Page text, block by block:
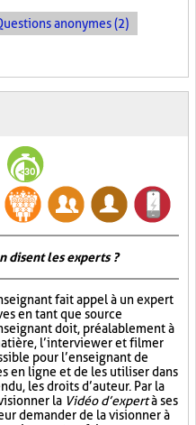
anonymes (2)
disent les experts ?
fait appel à un expert
en tant que source
doit, préalablement à
l’interviewer et filmer
pour l’enseignant de
en ligne et de les utiliser dans
les droits d’auteur. Par la
la Vidéo d’expertà ses
demander de la visionner à